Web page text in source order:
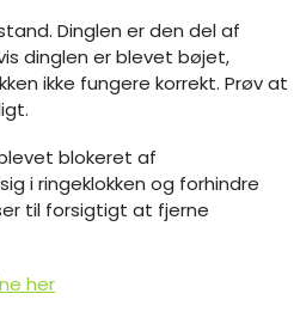
Dinglen er den del af
dinglen er blevet bøjet,
ikke fungere korrekt. Prøv at
blokeret af
i ringeklokken og forhindre
til forsigtigt at fjerne
her